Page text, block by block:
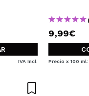
IVA Incl.
9,99€
Precio x 100 ml: